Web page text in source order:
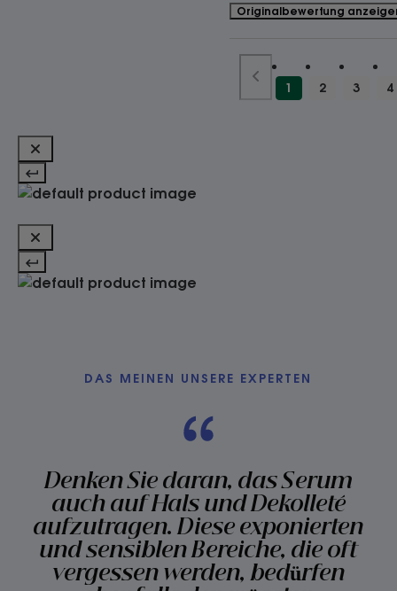
Originalbewertung
1 2 3 4
DAS MEINEN UNSERE EXPERTEN
Denken Sie daran, das Serum
auch auf Hals und Dekolleté
aufzutragen. Diese exponierten
und sensiblen Bereiche, die oft
vergessen werden, bedürfen